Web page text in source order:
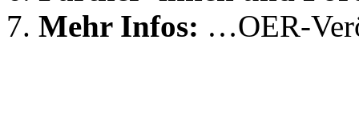
Mehr Infos: …OER-